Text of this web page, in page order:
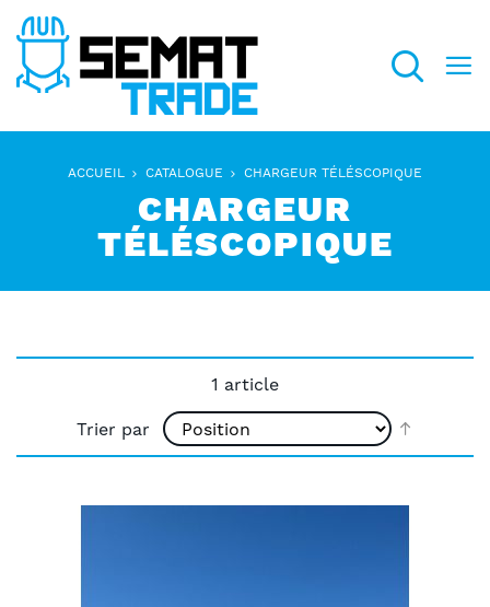
ACCUEIL CATALOGUE CHARGEUR TÉLÉSCOPIQUE
CHARGEUR
TÉLÉSCOPIQUE
1 article
Trier par